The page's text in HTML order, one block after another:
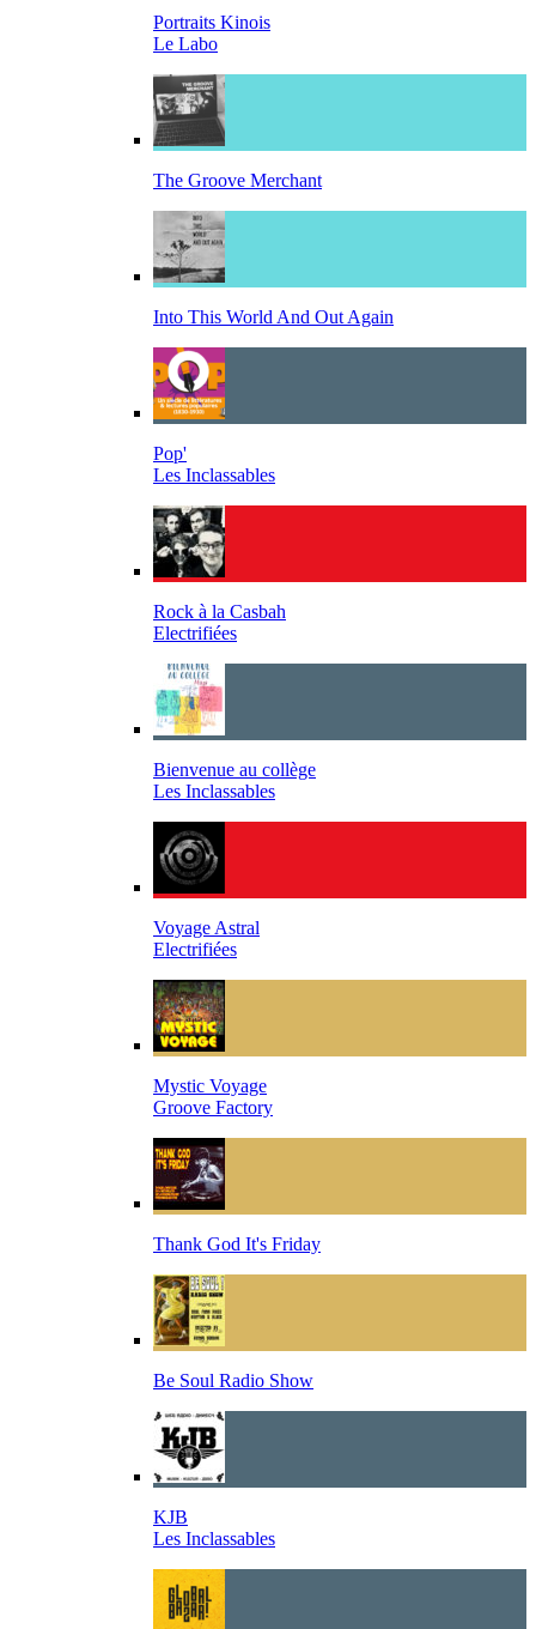
Portraits Kinois
Le Labo
The Groove Merchant
Into This World And Out Again
Pop'
Les Inclassables
Rock à la Casbah
Electrifiées
Bienvenue au collège
Les Inclassables
Voyage Astral
Electrifiées
Mystic Voyage
Groove Factory
Thank God It's Friday
Be Soul Radio Show
KJB
Les Inclassables